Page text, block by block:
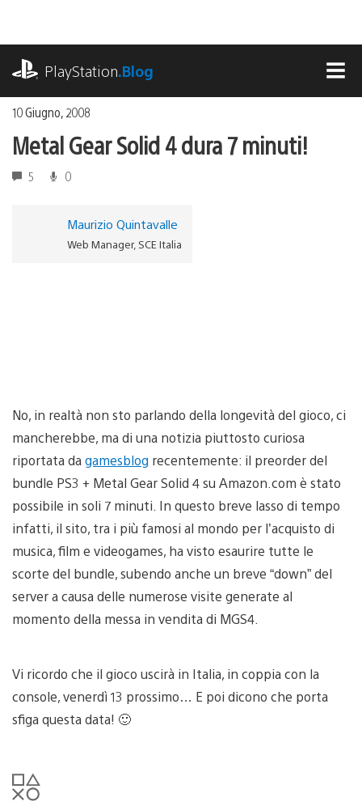
contenuto
PlayStation.Blog
10 Giugno, 2008
Metal Gear Solid 4 dura 7 minuti!
5 0
Maurizio Quintavalle
Web Manager, SCE Italia
No, in realtà non sto parlando della longevità del gioco, ci
mancherebbe, ma di una notizia piuttosto curiosa
riportata da gamesblog recentemente: il preorder del
bundle PS3 + Metal Gear Solid 4 su Amazon.com è stato
possibile in soli 7 minuti. In questo breve lasso di tempo
infatti, il sito, tra i più famosi al mondo per l’acquisto di
musica, film e videogames, ha visto esaurire tutte le
scorte del bundle, subendo anche un breve “down” del
server a causa delle numerose visite generate al
momento della messa in vendita di MGS4.
Vi ricordo che il gioco uscirà in Italia, in coppia con la
console, venerdì 13 prossimo… E poi dicono che porta
sfiga questa data! 🙂